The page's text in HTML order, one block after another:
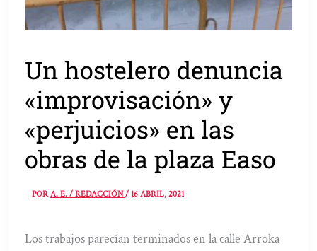
Un hostelero denuncia
«improvisación» y
«perjuicios» en las
obras de la plaza Easo
PORA. E. / REDACCIÓN/16 ABRIL, 2021
Los trabajos parecían terminados en la calle Arroka